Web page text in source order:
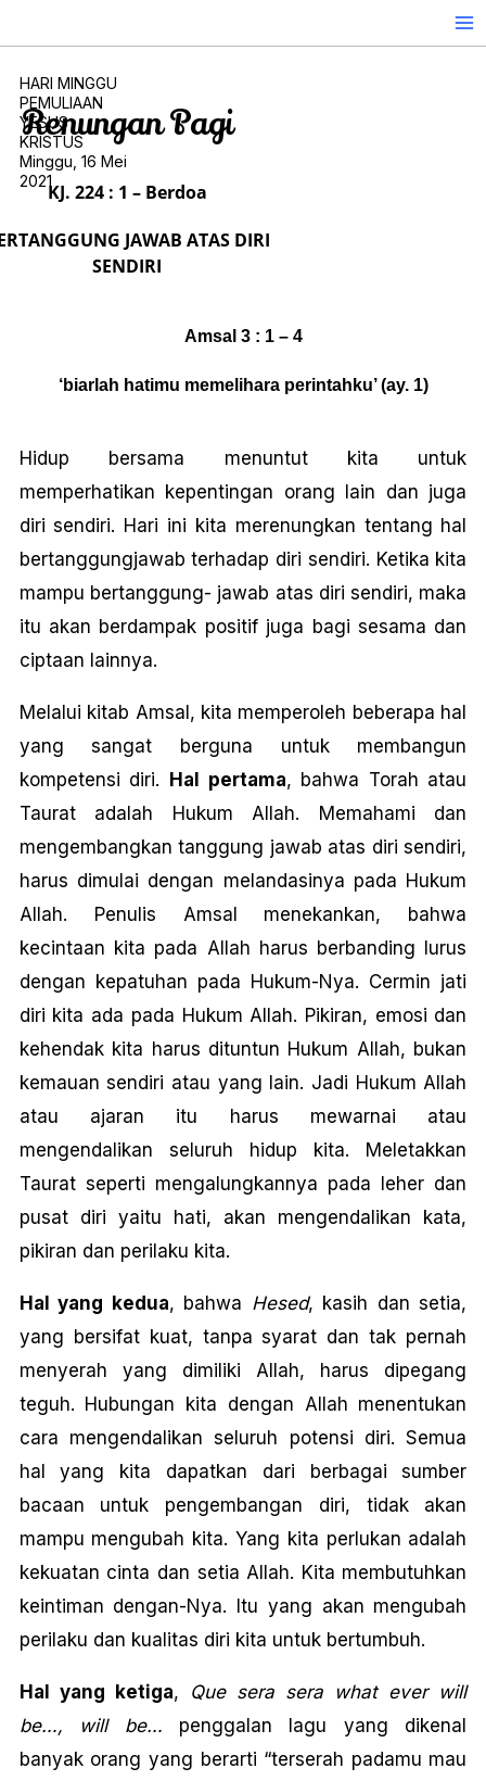
HARI MINGGU
PEMULIAAN
YESUS
KRISTUS
Minggu, 16 Mei
2021
Renungan Pagi
KJ. 224 : 1 – Berdoa
JAWAB ATAS DIRI
SENDIRI
Amsal 3 : 1 – 4
‘biarlah hatimu memelihara perintahku’ (ay. 1)
Hidup bersama menuntut kita untuk
memperhatikan kepentingan orang lain dan juga
diri sendiri. Hari ini kita merenungkan tentang hal
bertanggungjawab terhadap diri sendiri. Ketika kita
mampu bertanggung- jawab atas diri sendiri, maka
itu akan berdampak positif juga bagi sesama dan
ciptaan lainnya.
Melalui kitab Amsal, kita memperoleh beberapa hal
yang sangat berguna untuk membangun
kompetensi diri.
Hal pertama, bahwa Torah atau
Taurat adalah Hukum Allah. Memahami dan
mengembangkan tanggung jawab atas diri sendiri,
harus dimulai dengan melandasinya pada Hukum
Allah. Penulis Amsal menekankan, bahwa
kecintaan kita pada Allah harus berbanding lurus
dengan kepatuhan pada Hukum-Nya. Cermin jati
diri kita ada pada Hukum Allah. Pikiran, emosi dan
kehendak kita harus dituntun Hukum Allah, bukan
kemauan sendiri atau yang lain. Jadi Hukum Allah
atau ajaran itu harus mewarnai atau
mengendalikan seluruh hidup kita. Meletakkan
Taurat seperti mengalungkannya pada leher dan
pusat diri yaitu hati, akan mengendalikan kata,
pikiran dan perilaku kita.
Hal yang kedua, bahwa Hesed, kasih dan setia,
yang bersifat kuat, tanpa syarat dan tak pernah
menyerah yang dimiliki Allah, harus dipegang
teguh. Hubungan kita dengan Allah menentukan
cara mengendalikan seluruh potensi diri. Semua
hal yang kita dapatkan dari berbagai sumber
bacaan untuk pengembangan diri, tidak akan
mampu mengubah kita. Yang kita perlukan adalah
kekuatan cinta dan setia Allah. Kita membutuhkan
keintiman dengan-Nya. Itu yang akan mengubah
perilaku dan kualitas diri kita untuk bertumbuh.
Hal yang ketiga,
Que sera sera what ever will
be…, will be… penggalan lagu yang dikenal
banyak orang yang berarti “terserah padamu mau